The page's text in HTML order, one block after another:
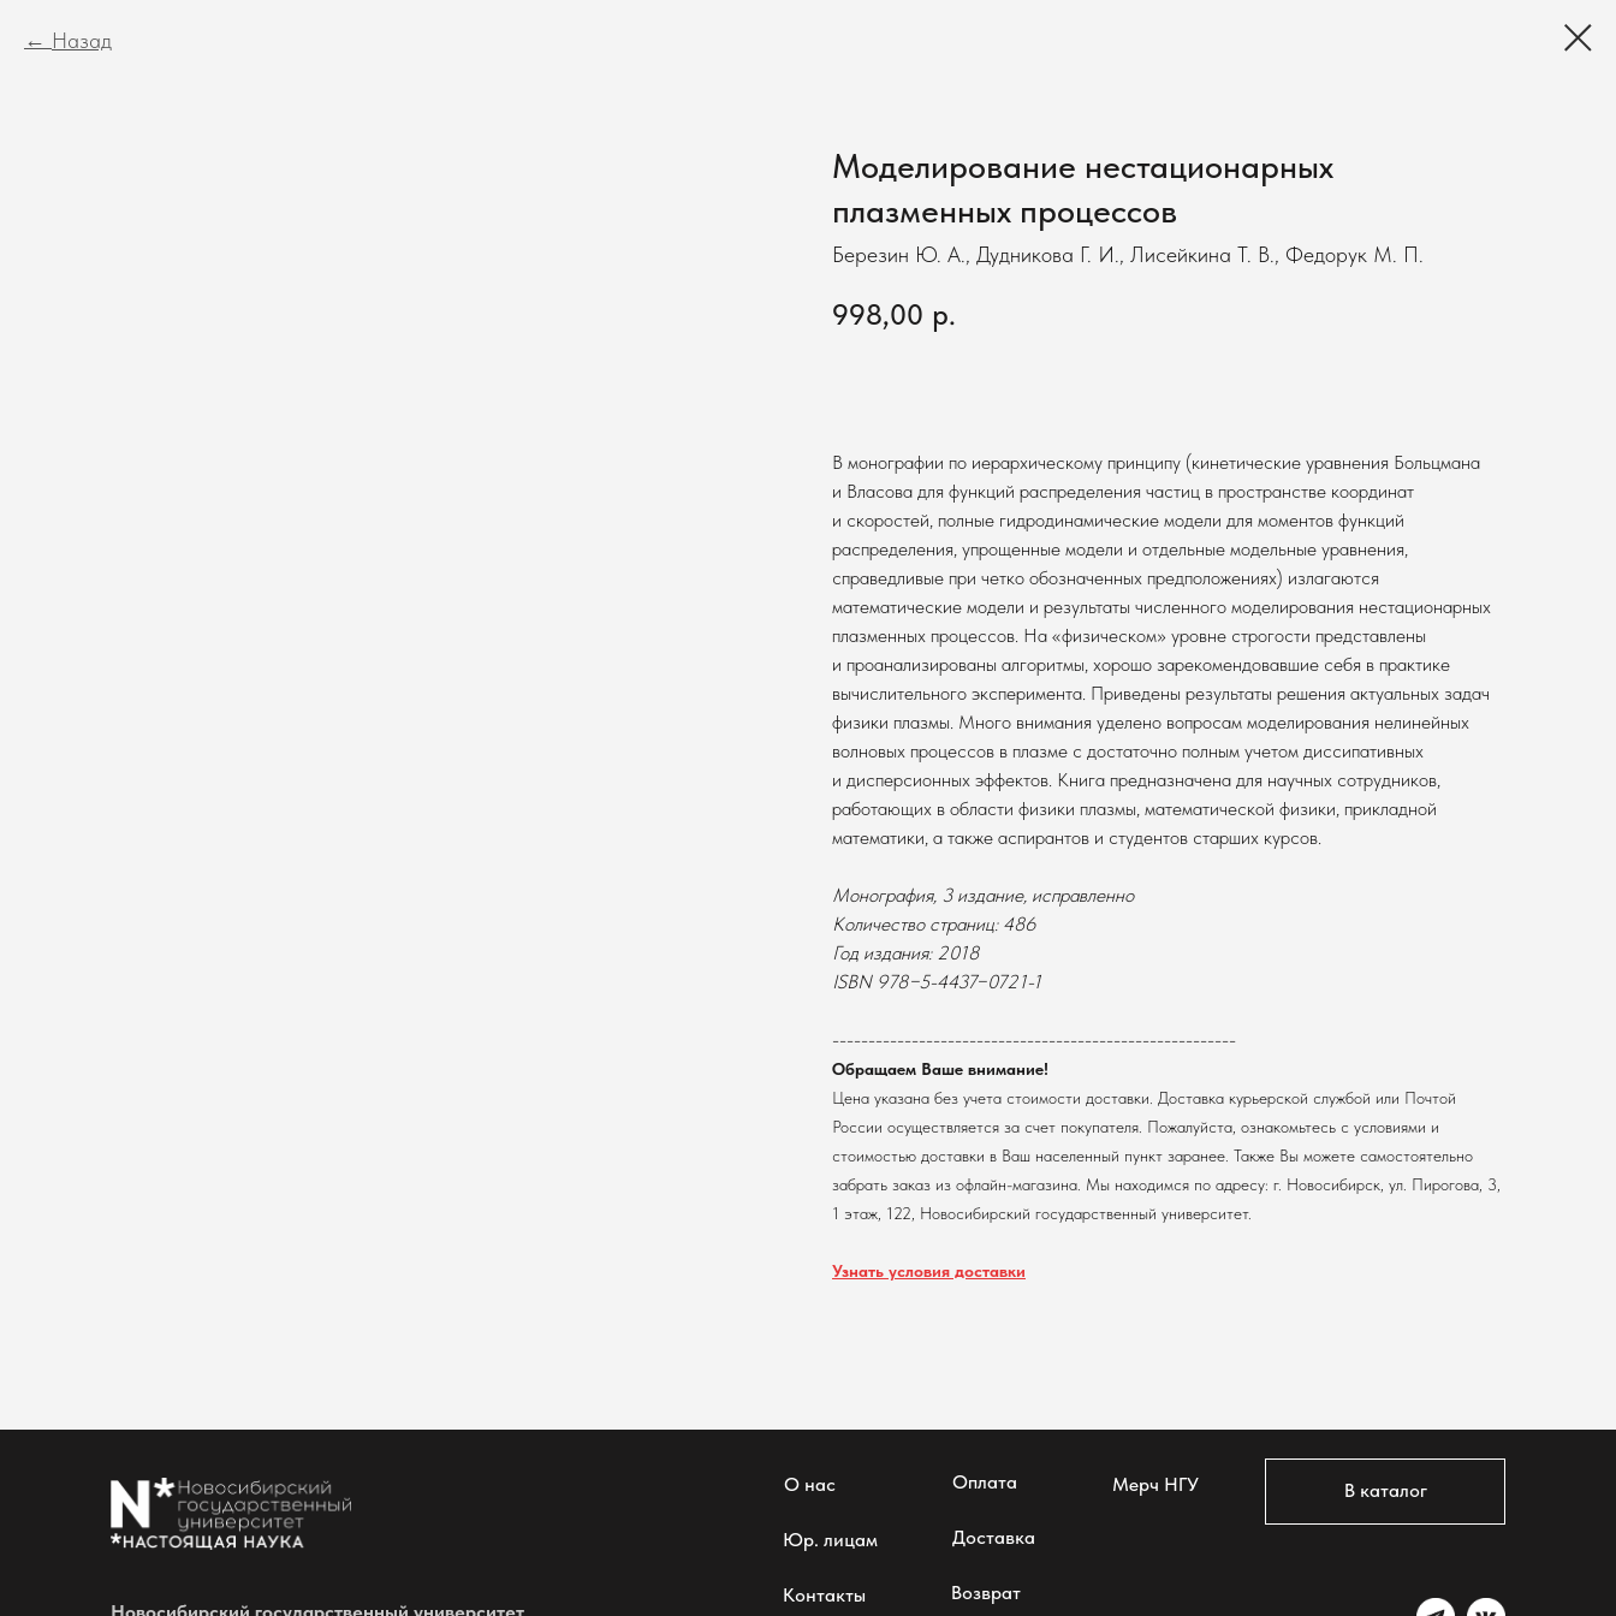
Назад
Моделирование нестационарных
плазменных процессов
Березин Ю. А., Дудникова Г. И., Лисейкина Т. В., Федорук М. П.
998,00 р.
В монографии по иерархическому принципу (кинетические уравнения Больцмана
и Власова для функций распределения частиц в пространстве координат
и скоростей, полные гидродинамические модели для моментов функций
распределения, упрощенные модели и отдельные модельные уравнения,
справедливые при четко обозначенных предположениях) излагаются
математические модели и результаты численного моделирования нестационарных
плазменных процессов. На «физическом» уровне строгости представлены
и проанализированы алгоритмы, хорошо зарекомендовавшие себя в практике
вычислительного эксперимента. Приведены результаты решения актуальных задач
физики плазмы. Много внимания уделено вопросам моделирования нелинейных
волновых процессов в плазме с достаточно полным учетом диссипативных
и дисперсионных эффектов. Книга предназначена для научных сотрудников,
работающих в области физики плазмы, математической физики, прикладной
математики, а также аспирантов и студентов старших курсов.
Монография, 3 издание, исправленно
Количество страниц: 486
Год издания: 2018
ISBN 978−5-4437−0721-1
--------------------------------------------------------
Обращаем Ваше внимание!
Цена указана без учета стоимости доставки. Доставка курьерской службой или Почтой
России осуществляется за счет покупателя. Пожалуйста, ознакомьтесь с условиями и
стоимостью доставки в Ваш населенный пункт заранее. Также Вы можете самостоятельно
забрать заказ из офлайн-магазина. Мы находимся по адресу: г. Новосибирск, ул. Пирогова, 3,
1 этаж, 122, Новосибирский государственный университет.
Узнать условия доставки
В каталог
О нас
Юр. лицам
Оплата
Доставка
Возврат
Контакты
Мерч НГУ
Новосибирский государственный университет